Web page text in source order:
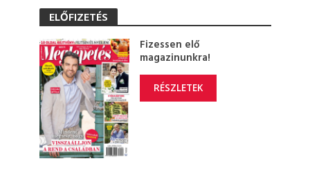
ELŐFIZETÉS
Fizessen elő
magazinunkra!
RÉSZLETEK